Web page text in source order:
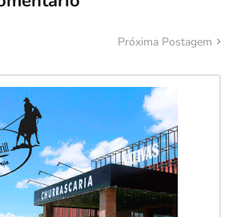
Próxima Postagem